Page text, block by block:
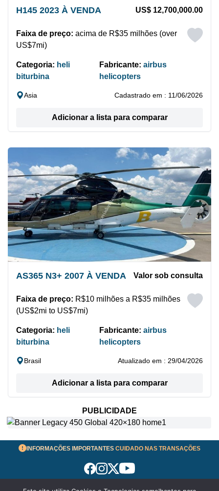
H145 2023 À VENDA US$ 12,700,000.00
Faixa de preço: acima de R$35 milhões (over
US$7mi)
Categoria: heli
biturbina
Fabricante: airbus
helicopters
Asia Cadastrado em : 11/06/2026
Adicionar a lista para comparar
AS365 N3+ 2007 À VENDA Valor sob consulta
Faixa de preço: R$10 milhões a R$35 milhões
(US$2mi to US$7mi)
Categoria: heli
biturbina
Fabricante: airbus
helicopters
Brasil Atualizado em : 29/04/2026
Adicionar a lista para comparar
PUBLICIDADE
INFORMAÇÕES IMPORTANTES CUIDADO NAS TRANSAÇÕES